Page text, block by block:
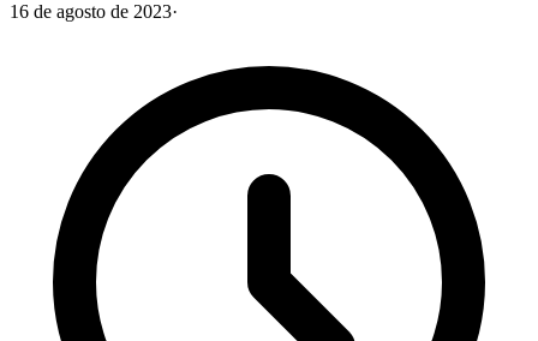
16 de agosto de 2023·